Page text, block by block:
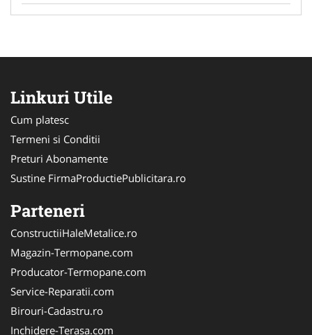
Linkuri Utile
Cum platesc
Termeni si Conditii
Preturi Abonamente
Sustine FirmaProductiePublicitara.ro
Parteneri
ConstructiiHaleMetalice.ro
Magazin-Termopane.com
Producator-Termopane.com
Service-Reparatii.com
Birouri-Cadastru.ro
Inchidere-Terasa.com